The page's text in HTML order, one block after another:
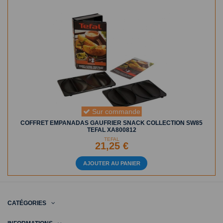
Sur commande
COFFRET EMPANADAS GAUFRIER SNACK COLLECTION SW85
TEFAL XA800812
TEFAL
21,25 €
AJOUTER AU PANIER
CATÉGORIES